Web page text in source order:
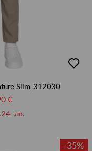
в
Slim, 312030
€
лв.
-35%